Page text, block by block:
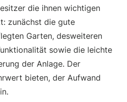
die ihnen wichtigen
zunächst die gute
Garten, desweiteren
sowie die leichte
der Anlage. Der
­bieten, der Aufwand